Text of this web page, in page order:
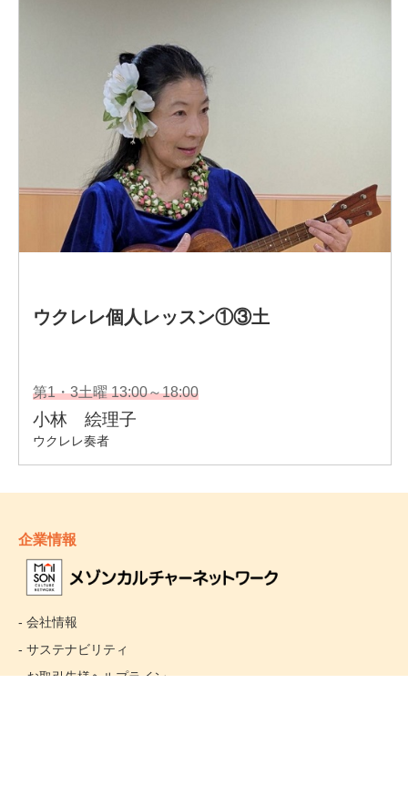
企業情報
- 会社情報
- サステナビリティ
- お取引先様ヘルプライン